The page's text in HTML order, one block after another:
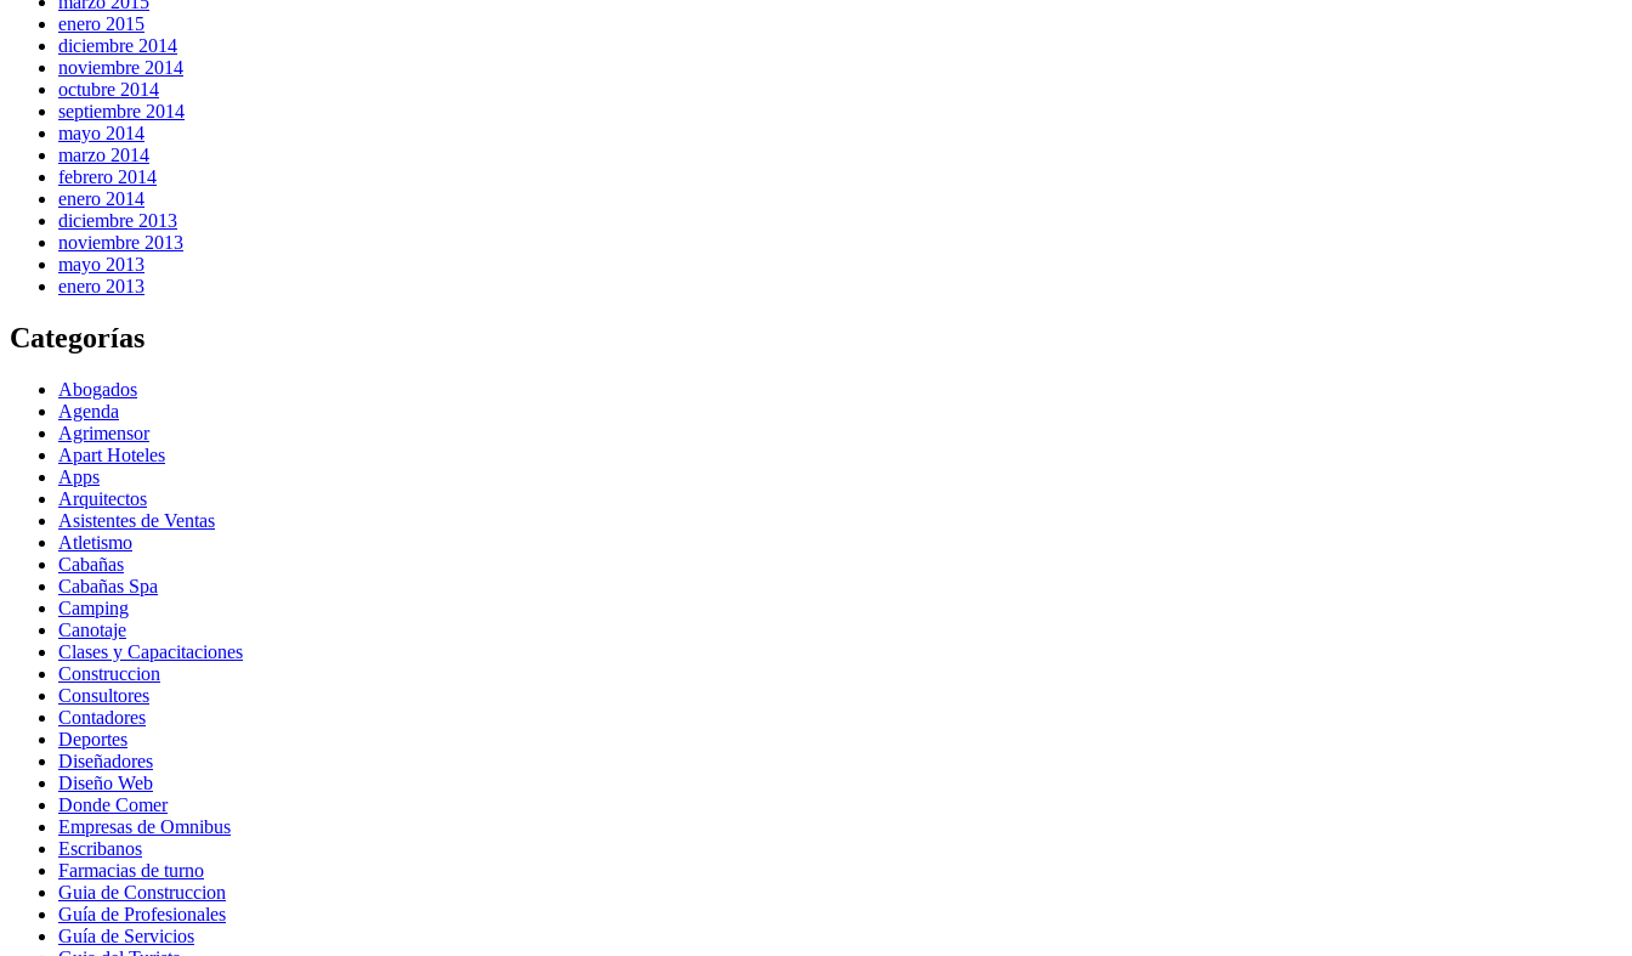
enero 2015
diciembre 2014
noviembre 2014
octubre 2014
septiembre 2014
mayo 2014
marzo 2014
febrero 2014
enero 2014
diciembre 2013
noviembre 2013
mayo 2013
enero 2013
Categorías
Abogados
Agenda
Agrimensor
Apart Hoteles
Apps
Arquitectos
Asistentes de Ventas
Atletismo
Cabañas
Cabañas Spa
Camping
Canotaje
Clases y Capacitaciones
Construccion
Consultores
Contadores
Deportes
Diseñadores
Diseño Web
Donde Comer
Empresas de Omnibus
Escribanos
Farmacias de turno
Guia de Construccion
Guía de Profesionales
Guía de Servicios